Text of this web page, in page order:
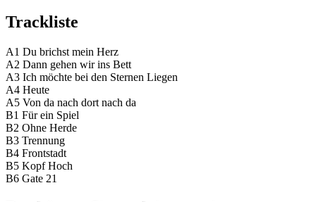
Trackliste
A1 Du brichst mein Herz
A2 Dann gehen wir ins Bett
A3 Ich möchte bei den Sternen Liegen
A4 Heute
A5 Von da nach dort nach da
B1 Für ein Spiel
B2 Ohne Herde
B3 Trennung
B4 Frontstadt
B5 Kopf Hoch
B6 Gate 21